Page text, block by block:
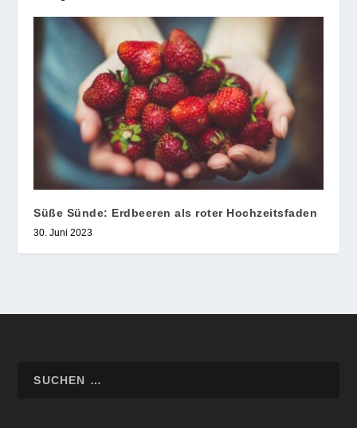
Süße Sünde: Erdbeeren als roter Hochzeitsfaden
30. Juni 2023